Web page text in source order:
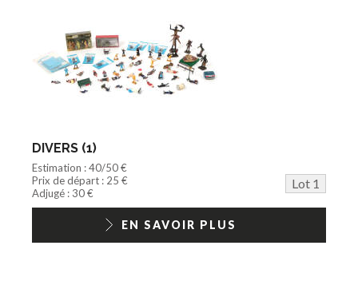
Action Figure
Peluche
Disque
Agricole
Playmobil/Lego
Barbie/Big Jim
Jouets Fast Food
Trading cards
1/18ème moderne
DIVERS (1)
Estimation : 40/50 €
Prix de départ : 25 €
Lot 1
Adjugé : 30 €
EN SAVOIR PLUS